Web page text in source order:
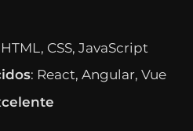
HTML, CSS, JavaScript
: React, Angular, Vue